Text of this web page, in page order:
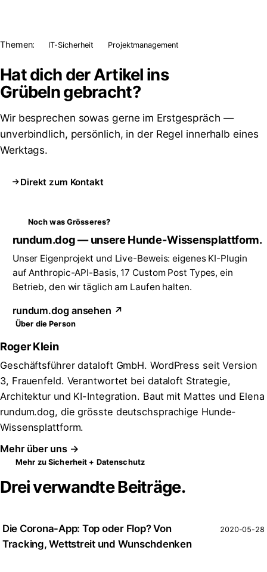
Themen: IT-Sicherheit Projektmanagement
Hat dich der Artikel ins
Grübelngebracht?
Wir besprechen sowas gerne im Erstgespräch —
unverbindlich, persönlich, in der Regel innerhalb eines
Werktags.
Direkt zum Kontakt
Noch was Grösseres?
rundum.dog — unsere Hunde-Wissensplattform.
Unser Eigenprojekt und Live-Beweis: eigenes KI-Plugin
auf Anthropic-API-Basis, 17 Custom Post Types, ein
Betrieb, den wir täglich am Laufen halten.
rundum.dog ansehen ↗
Über die Person
Roger Klein
Geschäftsführer dataloft GmbH. WordPress seit Version
3, Frauenfeld. Verantwortet bei dataloft Strategie,
Architektur und KI-Integration. Baut mit Mattes und Elena
rundum.dog, die grösste deutschsprachige Hunde-
Wissensplattform.
Mehr über uns →
Mehr zu Sicherheit + Datenschutz
Drei verwandte Beiträge.
Die Corona-App: Top oder Flop? Von
Tracking, Wettstreit und Wunschdenken
2020-05-28